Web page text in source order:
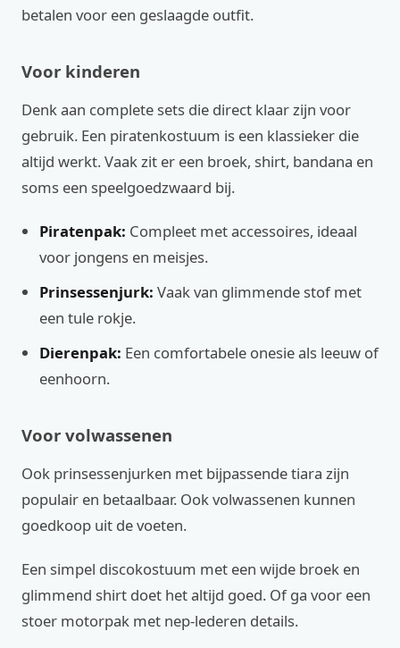
betalen voor een geslaagde outfit.
Voor kinderen
Denk aan complete sets die direct klaar zijn voor
gebruik. Een piratenkostuum is een klassieker die
altijd werkt. Vaak zit er een broek, shirt, bandana en
soms een speelgoedzwaard bij.
Piratenpak: Compleet met accessoires, ideaal
voor jongens en meisjes.
Prinsessenjurk: Vaak van glimmende stof met
een tule rokje.
Dierenpak: Een comfortabele onesie als leeuw of
eenhoorn.
Voor volwassenen
Ook prinsessenjurken met bijpassende tiara zijn
populair en betaalbaar. Ook volwassenen kunnen
goedkoop uit de voeten.
Een simpel discokostuum met een wijde broek en
glimmend shirt doet het altijd goed. Of ga voor een
stoer motorpak met nep-lederen details.